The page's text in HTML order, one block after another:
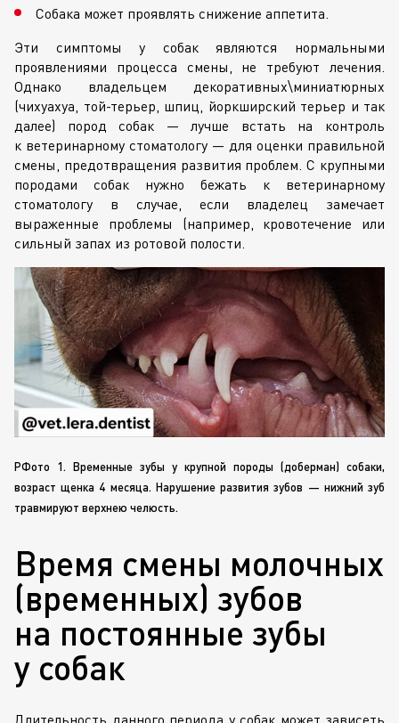
Собака может проявлять снижение аппетита.
Эти симптомы у собак являются нормальными
проявлениями процесса смены, не требуют лечения.
Однако владельцем декоративных\миниатюрных
(чихуахуа, той-терьер, шпиц, йоркширский терьер и так
далее) пород собак — лучше встать на контроль
к ветеринарному стоматологу — для оценки правильной
смены, предотвращения развития проблем. С крупными
породами собак нужно бежать к ветеринарному
стоматологу в случае, если владелец замечает
выраженные проблемы (например, кровотечение или
сильный запах из ротовой полости.
РФото 1. Временные зубы у крупной породы (доберман) собаки,
возраст щенка 4 месяца. Нарушение развития зубов — нижний зуб
травмируют верхнею челюсть.
Время смены молочных
(временных) зубов
на постоянные зубы
у собак